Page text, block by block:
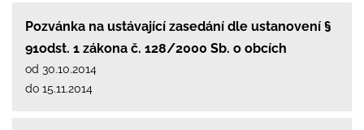
Pozvánka na ustávající zasedání dle ustanovení §
91odst. 1 zákona č. 128/2000 Sb. o obcích
od 30.10.2014
do 15.11.2014